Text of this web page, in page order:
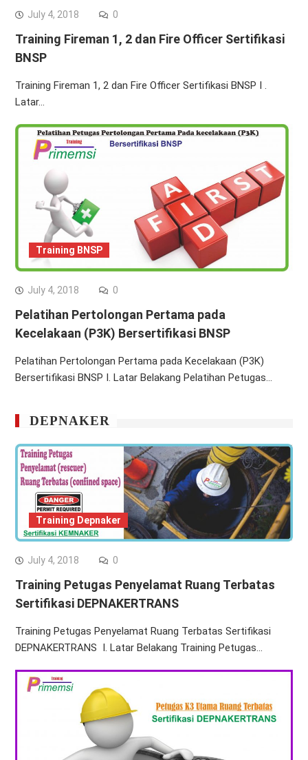
July 4, 2018 0
Training Fireman 1, 2 dan Fire Officer Sertifikasi
BNSP
Training Fireman 1, 2 dan Fire Officer Sertifikasi BNSP I .
Latar…
Training BNSP
July 4, 2018 0
Pelatihan Pertolongan Pertama pada
Kecelakaan (P3K) Bersertifikasi BNSP
Pelatihan Pertolongan Pertama pada Kecelakaan (P3K)
Bersertifikasi BNSP I. Latar Belakang Pelatihan Petugas…
DEPNAKER
Training Depnaker
July 4, 2018 0
Training Petugas Penyelamat Ruang Terbatas
Sertifikasi DEPNAKERTRANS
Training Petugas Penyelamat Ruang Terbatas Sertifikasi
DEPNAKERTRANS I. Latar Belakang Training Petugas…